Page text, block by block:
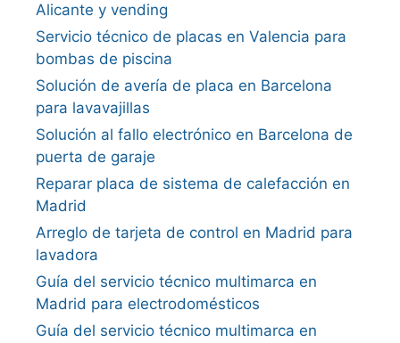
Alicante y vending
Servicio técnico de placas en Valencia para
bombas de piscina
Solución de avería de placa en Barcelona
para lavavajillas
Solución al fallo electrónico en Barcelona de
puerta de garaje
Reparar placa de sistema de calefacción en
Madrid
Arreglo de tarjeta de control en Madrid para
lavadora
Guía del servicio técnico multimarca en
Madrid para electrodomésticos
Guía del servicio técnico multimarca en